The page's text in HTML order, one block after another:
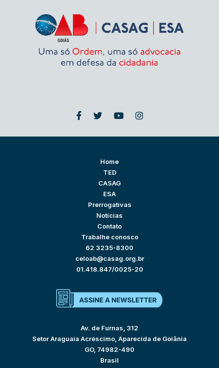
Home
TED
CASAG
ESA
Prerrogativas
Notícias
Contato
Trabalhe conosco
62 3235-8300
celoab@casag.org.br
01.418.847/0025-20
Av. de Furnas, 312
Setor Araguaia Acréscimo, Aparecida de Goiânia
GO, 74982-490
Brasil